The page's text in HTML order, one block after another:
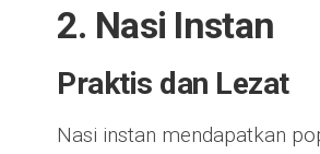
2. Nasi Instan
Praktis dan Lezat
Nasi instan mendapatkan